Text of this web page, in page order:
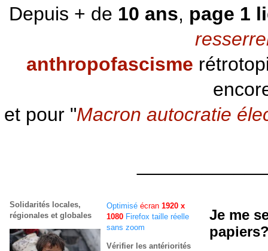
Depuis + de 10 ans, page 1
anthropofascisme
et pour "Macron autocratie
Je me
Optimisé écran 1920 x
1080 Firefox taille réelle
sans zoom
Vérifier les antériorités
Solidarités locales,
régionales et globales